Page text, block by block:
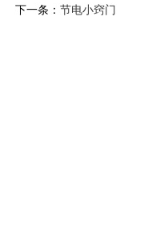
下一条 ： 节电小窍门